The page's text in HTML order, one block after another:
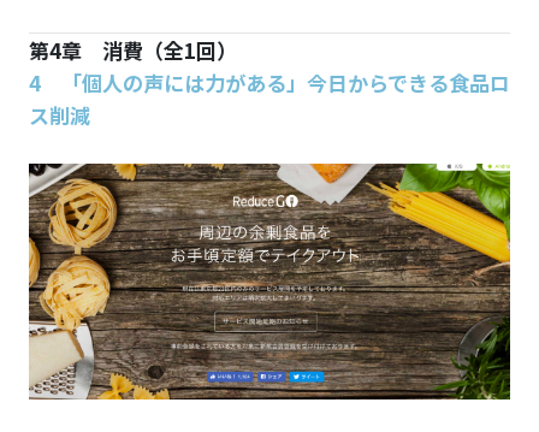
第4章 消費（全1回）
4 「個人の声には力がある」今日からできる食品ロ
ス削減